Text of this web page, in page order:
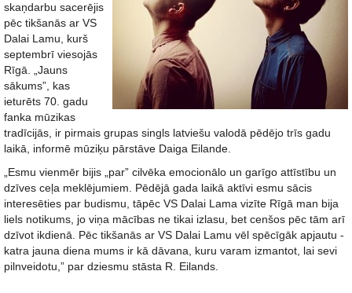
skaņdarbu sacerējis
pēc tikšanās ar VS
Dalai Lamu, kurš
septembrī viesojās
Rīgā. „Jauns
sākums”, kas
ieturēts 70. gadu
fanka mūzikas
tradīcijās, ir pirmais grupas singls latviešu valodā pēdējo trīs gadu
laikā, informē mūziķu pārstāve Daiga Eilande.
„Esmu vienmēr bijis „par” cilvēka emocionālo un garīgo attīstību un
dzīves ceļa meklējumiem. Pēdējā gada laikā aktīvi esmu sācis
interesēties par budismu, tāpēc VS Dalai Lama vizīte Rīgā man bija
liels notikums, jo viņa mācības ne tikai izlasu, bet cenšos pēc tām arī
dzīvot ikdienā. Pēc tikšanās ar VS Dalai Lamu vēl spēcīgāk apjautu -
katra jauna diena mums ir kā dāvana, kuru varam izmantot, lai sevi
pilnveidotu,” par dziesmu stāsta R. Eilands.